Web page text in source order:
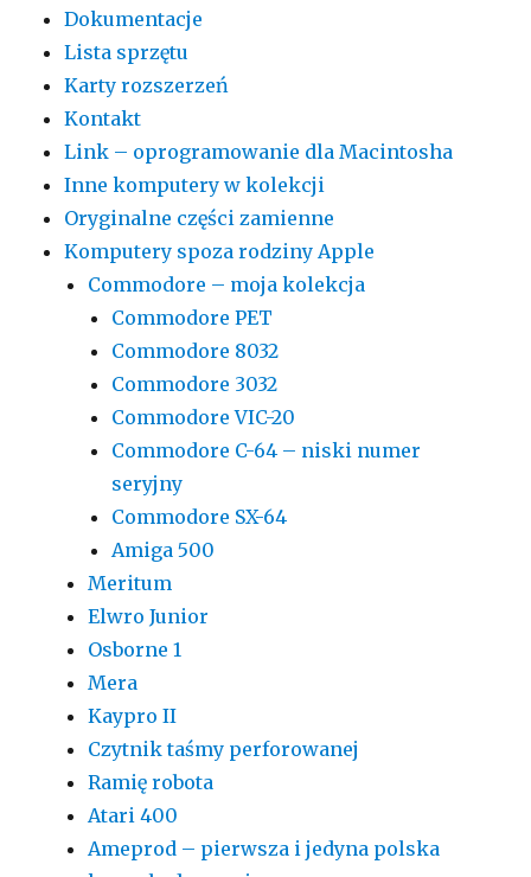
Dokumentacje
Lista sprzętu
Karty rozszerzeń
Kontakt
Link – oprogramowanie dla Macintosha
Inne komputery w kolekcji
Oryginalne części zamienne
Komputery spoza rodziny Apple
Commodore – moja kolekcja
Commodore PET
Commodore 8032
Commodore 3032
Commodore VIC-20
Commodore C-64 – niski numer
seryjny
Commodore SX-64
Amiga 500
Meritum
Elwro Junior
Osborne 1
Mera
Kaypro II
Czytnik taśmy perforowanej
Ramię robota
Atari 400
Ameprod – pierwsza i jedyna polska